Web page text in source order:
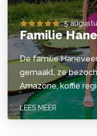
5
Familie
De familie
gemaakt, ze
Amazone, koffie
LEES MEER